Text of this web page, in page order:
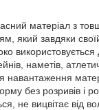
матеріал з
який завдяки
використовується
наметів,
навантаження
без розривів і
не вицвітає від